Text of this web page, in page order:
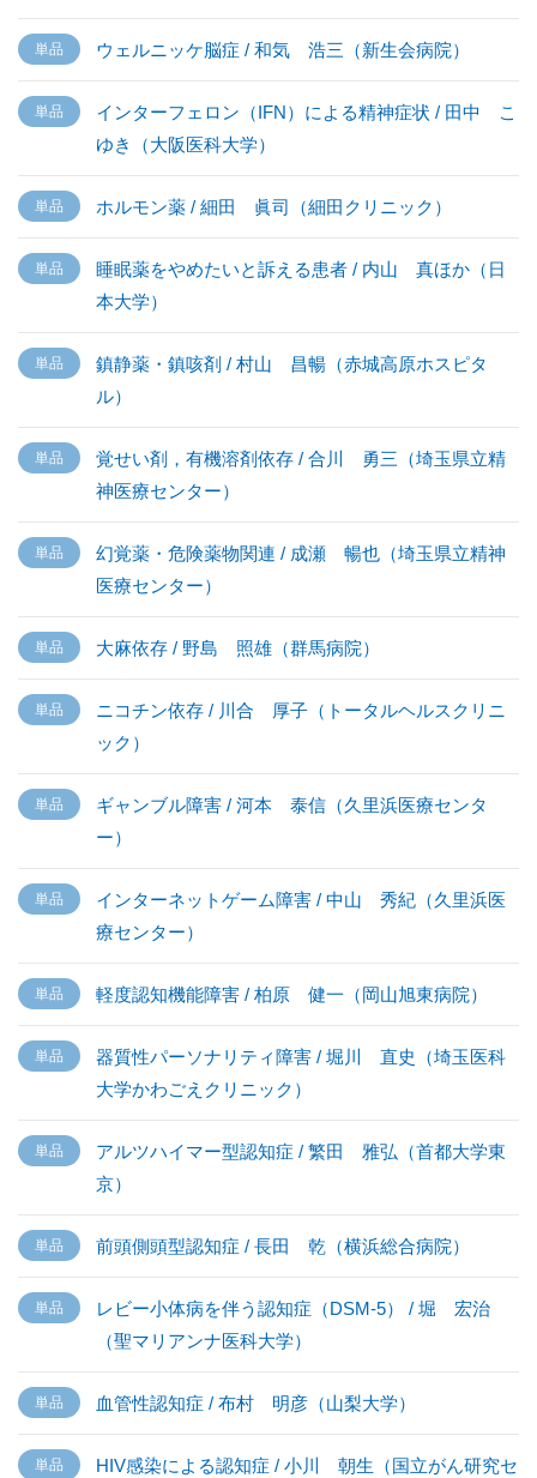
ウェルニッケ脳症 / 和気 浩三（新生会病院）
インターフェロン（IFN）による精神症状 / 田中 こ
ゆき（大阪医科大学）
ホルモン薬 / 細田 眞司（細田クリニック）
睡眠薬をやめたいと訴える患者 / 内山 真ほか（日
本大学）
鎮静薬・鎮咳剤 / 村山 昌暢（赤城高原ホスピタ
ル）
覚せい剤，有機溶剤依存 / 合川 勇三（埼玉県立精
神医療センター）
幻覚薬・危険薬物関連 / 成瀬 暢也（埼玉県立精神
医療センター）
大麻依存 / 野島 照雄（群馬病院）
ニコチン依存 / 川合 厚子（トータルヘルスクリニ
ック）
ギャンブル障害 / 河本 泰信（久里浜医療センタ
ー）
インターネットゲーム障害 / 中山 秀紀（久里浜医
療センター）
軽度認知機能障害 / 柏原 健一（岡山旭東病院）
器質性パーソナリティ障害 / 堀川 直史（埼玉医科
大学かわごえクリニック）
アルツハイマー型認知症 / 繁田 雅弘（首都大学東
京）
前頭側頭型認知症 / 長田 乾（横浜総合病院）
レビー小体病を伴う認知症（DSM-5） / 堀 宏治
（聖マリアンナ医科大学）
血管性認知症 / 布村 明彦（山梨大学）
HIV感染による認知症 / 小川 朝生（国立がん研究セ